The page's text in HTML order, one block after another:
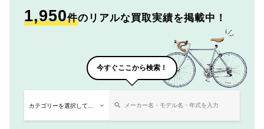
1,950件のリアルな買取実績を掲載中！
今すぐここから検索！